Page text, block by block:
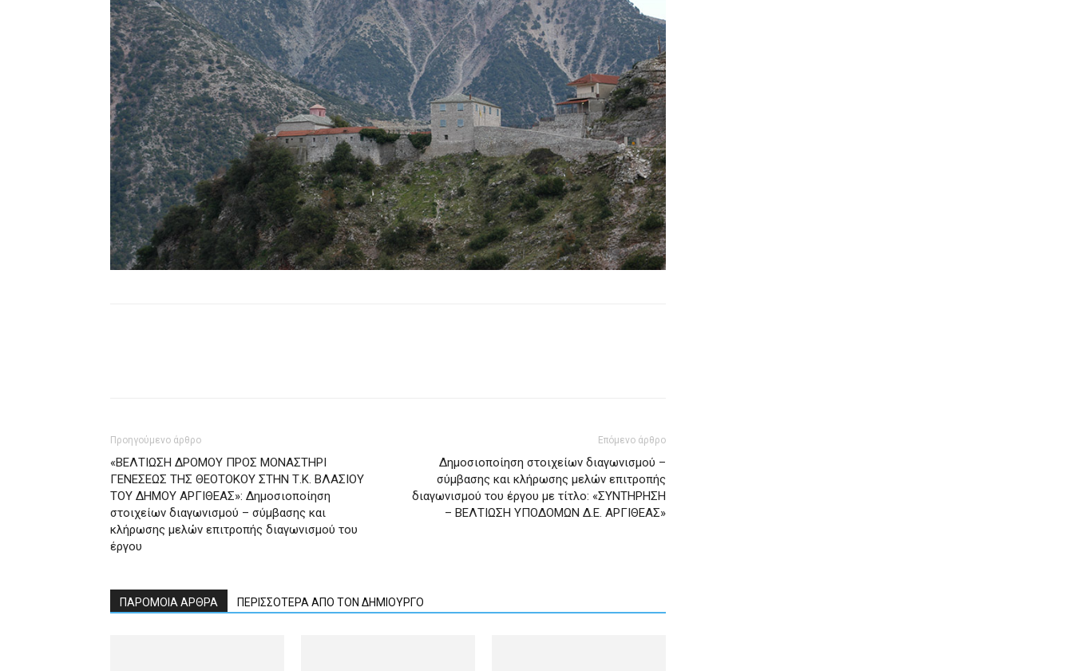
Προηγούμενο άρθρο
«ΒΕΛΤΙΩΣΗ ΔΡΟΜΟΥ ΠΡΟΣ ΜΟΝΑΣΤΗΡΙ
ΓΕΝΕΣΕΩΣ ΤΗΣ ΘΕΟΤΟΚΟΥ ΣΤΗΝ Τ.Κ. ΒΛΑΣΙΟΥ
ΤΟΥ ΔΗΜΟΥ ΑΡΓΙΘΕΑΣ»: Δημοσιοποίηση
στοιχείων διαγωνισμού – σύμβασης και
κλήρωσης μελών επιτροπής διαγωνισμού του
έργου
Επόμενο άρθρο
Δημοσιοποίηση στοιχείων διαγωνισμού –
σύμβασης και κλήρωσης μελών επιτροπής
διαγωνισμού του έργου με τίτλο: «ΣΥΝΤΗΡΗΣΗ
– ΒΕΛΤΙΩΣΗ ΥΠΟΔΟΜΩΝ Δ.Ε. ΑΡΓΙΘΕΑΣ»
ΠΑΡΟΜΟΙΑ ΑΡΘΡΑ ΠΕΡΙΣΣΟΤΕΡΑ ΑΠΟ ΤΟΝ ΔΗΜΙΟΥΡΓΟ